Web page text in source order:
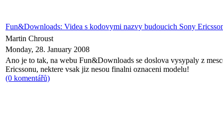
Fun&Downloads: Videa s kodovymi nazvy budoucich Sony
Martin Chroust
Monday, 28. January 2008
Ano je to tak, na webu Fun&Downloads se doslova vysypaly z
Ericssonu, nektere vsak jiz nesou finalni oznaceni modelu!
(0 komentářů)